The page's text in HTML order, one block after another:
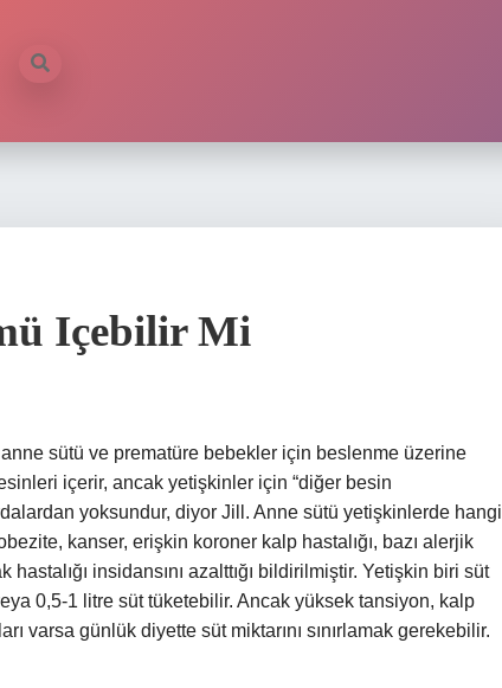
Içebilir Mi
sütü ve prematüre bebekler için beslenme üzerine
içerir, ancak yetişkinler için “diğer besin
yoksundur, diyor Jill. Anne sütü yetişkinlerde hangi
kanser, erişkin koroner kalp hastalığı, bazı alerjik
insidansını azalttığı bildirilmiştir. Yetişkin biri süt
0,5-1 litre süt tüketebilir. Ancak yüksek tansiyon, kalp
varsa günlük diyette süt miktarını sınırlamak gerekebilir.